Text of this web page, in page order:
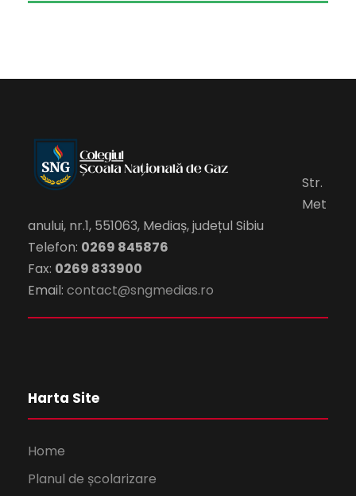
Str.
Met
anului, nr.1, 551063, Mediaș, județul Sibiu
Telefon: 0269 845876
Fax: 0269 833900
Email: contact@sngmedias.ro
Harta Site
Home
Planul de școlarizare